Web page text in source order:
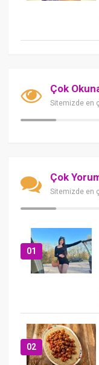
Çok
Sitemizde en
Çok
Sitemizde en
01
02